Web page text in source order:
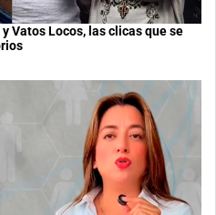
Vatos Locos, las clicas que se